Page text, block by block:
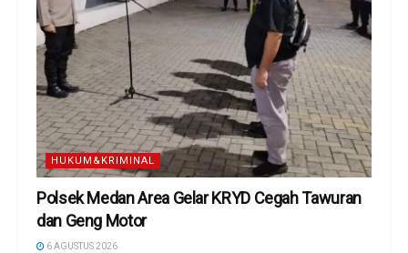
HUKUM&KRIMINAL
Polsek Medan Area Gelar KRYD Cegah Tawuran
dan Geng Motor
6 AGUSTUS 2026